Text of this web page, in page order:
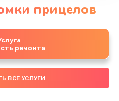
прицелов
ремонта
ВСЕ УСЛУГИ